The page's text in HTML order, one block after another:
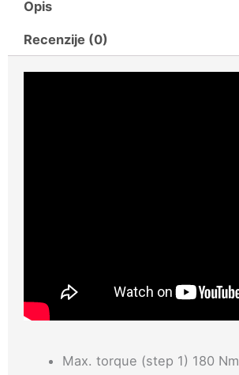
TC-
količina
Opis
Recenzije (0)
Max. torque (step 1) 180 Nm